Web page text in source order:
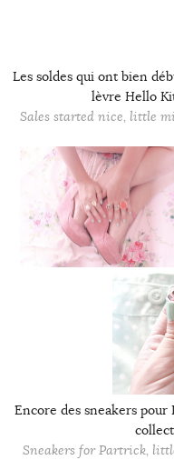
Les soldes qui ont bien
lèvre Hello
Sales started nice, little
Encore des sneakers
Sneakers for Partrick,